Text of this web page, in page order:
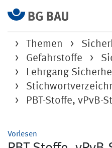
Themen
Gefahrstoffe
Lehrgang
PBT-Stoffe, vPvB-
Vorlesen